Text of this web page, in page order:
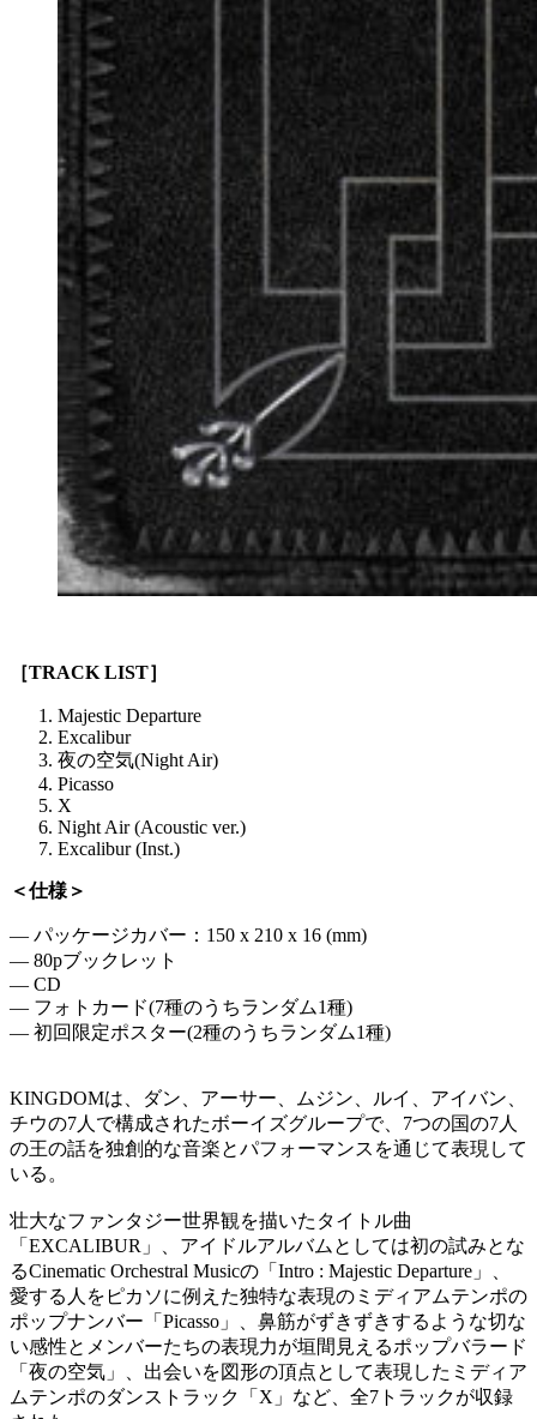
［TRACK LIST］
Majestic Departure
Excalibur
夜の空気(Night Air)
Picasso
X
Night Air (Acoustic ver.)
Excalibur (Inst.)
＜仕様＞
― パッケージカバー：150 x 210 x 16 (mm)
― 80pブックレット
― CD
― フォトカード(7種のうちランダム1種)
― 初回限定ポスター(2種のうちランダム1種)
KINGDOMは、ダン、アーサー、ムジン、ルイ、アイバン、
チウの7人で構成されたボーイズグループで、7つの国の7人
の王の話を独創的な音楽とパフォーマンスを通じて表現して
いる。
壮大なファンタジー世界観を描いたタイトル曲
「EXCALIBUR」、アイドルアルバムとしては初の試みとな
るCinematic Orchestral Musicの「Intro : Majestic Departure」、
愛する人をピカソに例えた独特な表現のミディアムテンポの
ポップナンバー「Picasso」、鼻筋がずきずきするような切な
い感性とメンバーたちの表現力が垣間見えるポップバラード
「夜の空気」、出会いを図形の頂点として表現したミディア
ムテンポのダンストラック「X」など、全7トラックが収録